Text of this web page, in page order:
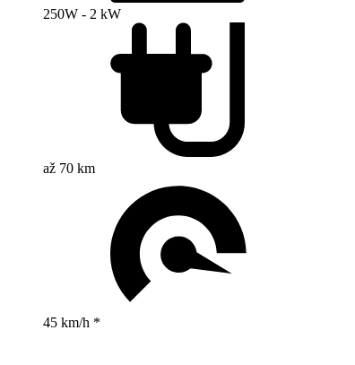
250W - 2 kW
až 70 km
45 km/h *